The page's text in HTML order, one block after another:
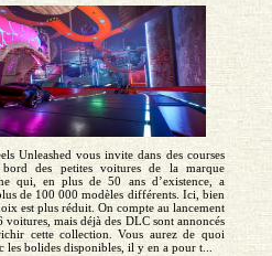
Unleashed vous invite dans des courses
des petites voitures de la marque
qui, en plus de 50 ans d’existence, a
de 100 000 modèles différents. Ici, bien
est plus réduit. On compte au lancement
voitures, mais déjà des DLC sont annoncés
cette collection. Vous aurez de quoi
les bolides disponibles, il y en a pour t...